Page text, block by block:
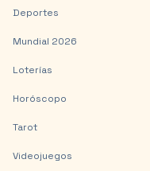
Deportes
Mundial 2026
Loterías
Horóscopo
Tarot
Videojuegos